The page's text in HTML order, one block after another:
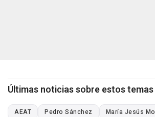
Últimas noticias sobre estos temas
AEAT Pedro Sánchez María Jesús